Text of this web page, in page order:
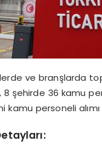
ve branşlarda
8 şehirde 36 kamu
personeli